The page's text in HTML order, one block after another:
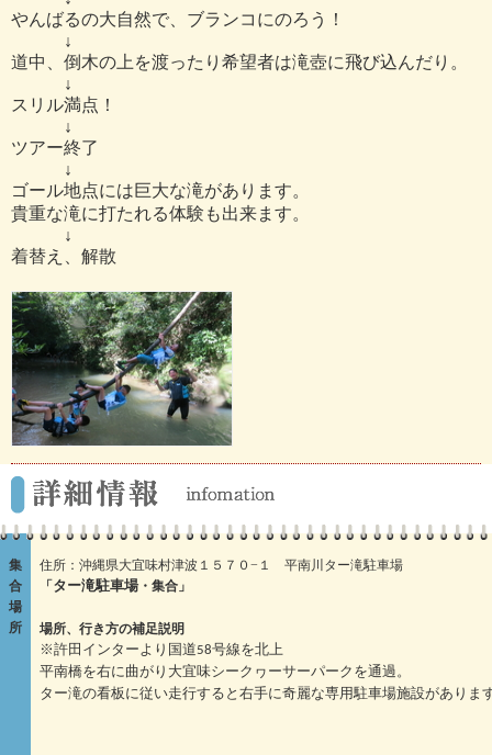
やんばるの大自然で、ブランコにのろう！
↓
道中、倒木の上を渡ったり希望者は滝壺に飛び込んだり。
↓
スリル満点！
↓
ツアー終了
↓
ゴール地点には巨大な滝があります。
貴重な滝に打たれる体験も出来ます。
↓
着替え、解散
集
合
場
所
住所：沖縄県大宜味村津波１５７０−１ 平南川ター滝駐車場
「 ター滝駐車場・集合」
場所、行き方の補足説明
※許田インターより国道58号線を北上
平南橋を右に曲がり大宜味シークヮーサーパークを通過。
ター滝の看板に従い走行すると右手に奇麗な専用駐車場施設がありま